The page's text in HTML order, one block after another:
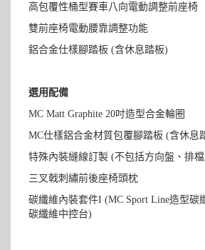
高包覆性桶型賽車八向電動調整前座椅
雙前座椅電動腰靠調整功能
鋁合金仕樣腳踏板 (含休息踏板)
選用配備
MC Matt Graphite 20吋造型合金輪圈
MC仕樣鋁合金材質包覆腳踏板 (含休息
特殊內裝縫線訂製 (不包括方向盤、排
三叉戟刺繡前後座椅頭枕
碳纖維內裝套件I (MC Sport Line造型碳
碳纖維中控台)